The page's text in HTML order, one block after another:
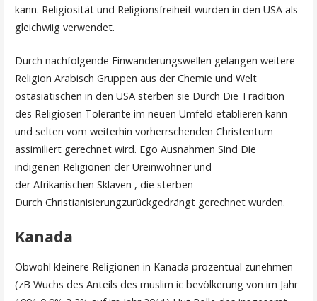
kann. Religiosität und Religionsfreiheit wurden in den USA als
gleichwiig verwendet.
Durch nachfolgende Einwanderungswellen gelangen weitere
Religion Arabisch Gruppen aus der Chemie und Welt
ostasiatischen in den USA sterben sie Durch Die Tradition
des Religiosen Tolerante im neuen Umfeld etablieren kann
und selten vom weiterhin vorherrschenden Christentum
assimiliert gerechnet wird. Ego Ausnahmen Sind Die
indigenen Religionen der Ureinwohner und
der Afrikanischen Sklaven , die sterben
Durch Christianisierungzurückgedrängt gerechnet wurden.
Kanada
Obwohl kleinere Religionen in Kanada prozentual zunehmen
(zB Wuchs des Anteils des muslim ic bevölkerung von im Jahr